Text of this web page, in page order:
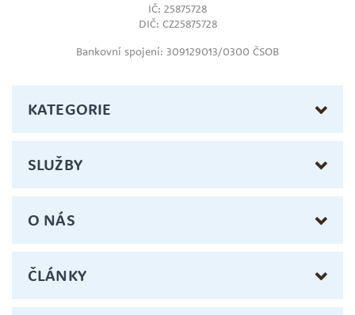
IČ: 25875728
DIČ: CZ25875728
Bankovní spojení: 309129013/0300 ČSOB
KATEGORIE
SLUŽBY
O NÁS
ČLÁNKY